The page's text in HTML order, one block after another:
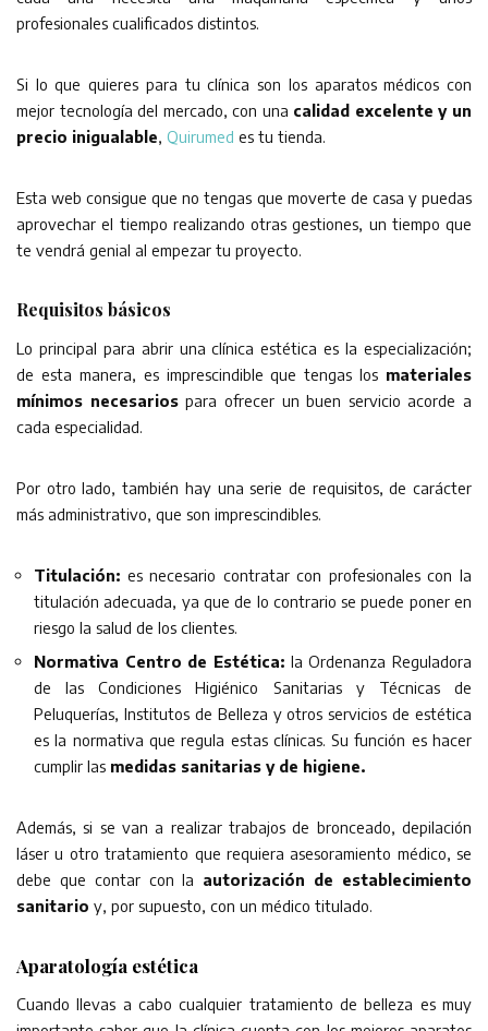
profesionales cualificados distintos.
Si lo que quieres para tu clínica son los aparatos médicos con
mejor tecnología del mercado, con una calidad excelente y un
precio inigualable, Quirumed es tu tienda.
Esta web consigue que no tengas que moverte de casa y puedas
aprovechar el tiempo realizando otras gestiones, un tiempo que
te vendrá genial al empezar tu proyecto.
Requisitos básicos
Lo principal para abrir una clínica estética es la especialización;
de esta manera, es imprescindible que tengas los materiales
mínimos necesariospara ofrecer un buen servicio acorde a
cada especialidad.
Por otro lado, también hay una serie de requisitos, de carácter
más administrativo, que son imprescindibles.
Titulación: es necesario contratar con profesionales con la
titulación adecuada, ya que de lo contrario se puede poner en
riesgo la salud de los clientes.
Normativa Centro de Estética: la Ordenanza Reguladora
de las Condiciones Higiénico Sanitarias y Técnicas de
Peluquerías, Institutos de Belleza y otros servicios de estética
es la normativa que regula estas clínicas. Su función es hacer
cumplir las medidas sanitarias y de higiene.
Además, si se van a realizar trabajos de bronceado, depilación
láser u otro tratamiento que requiera asesoramiento médico, se
debe que contar con la autorización de establecimiento
sanitario y, por supuesto, con un médico titulado.
Aparatología estética
Cuando llevas a cabo cualquier tratamiento de belleza es muy